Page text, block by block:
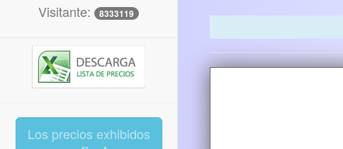
Visitante: 8333119
Los precios exhibidos